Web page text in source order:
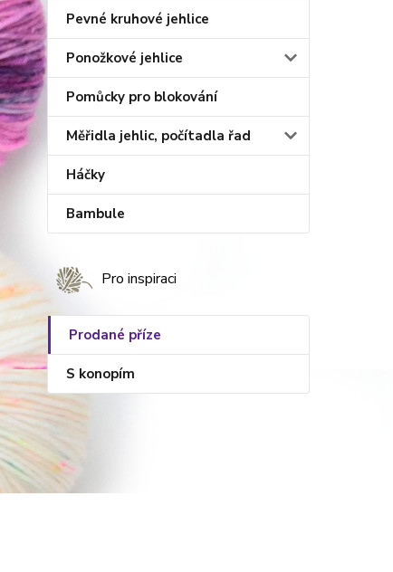
Pevné kruhové jehlice
Ponožkové jehlice
Pomůcky pro blokování
Měřidla jehlic, počítadla řad
Háčky
Bambule
Pro inspiraci
Prodané příze
S konopím